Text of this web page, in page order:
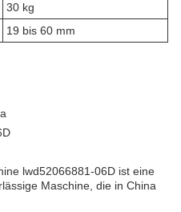
30 kg
19 bis 60 mm
lwd52066881-06D ist eine
Maschine, die in China